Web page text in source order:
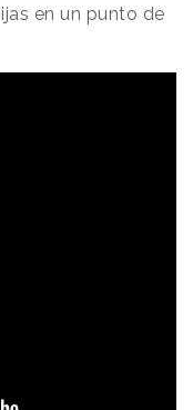
en un punto de